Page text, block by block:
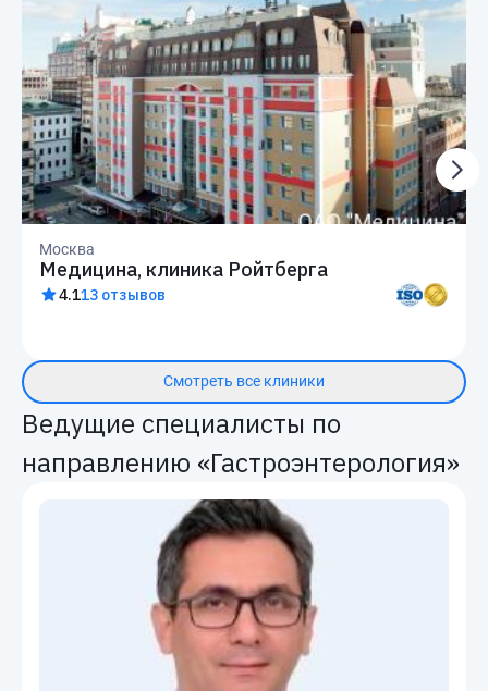
Москва
Медицина, клиника Ройтберга
4.113 отзывов
Смотреть все клиники
Ведущие специалисты по
направлению «Гастроэнтерология»